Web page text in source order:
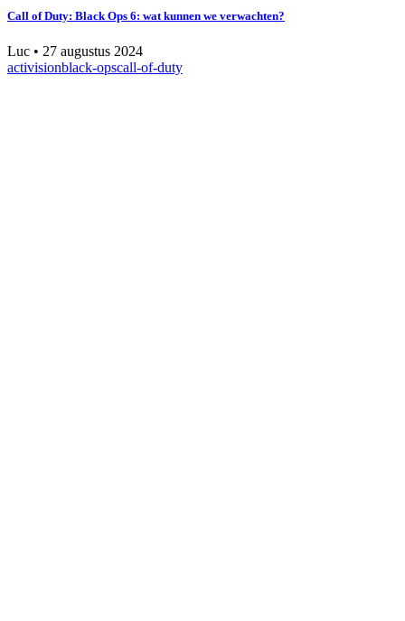
Call of Duty: Black Ops 6: wat kunnen we verwachten?
Luc • 27 augustus 2024
activisionblack-opscall-of-duty